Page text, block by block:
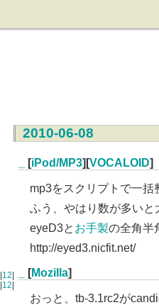
12
12
2010-06-08
[iPod/MP3][VOCALOID]
mp3をスクリプトで一
ふう、やはり数が多い
eyeD3と お手製の全角半
http://eyed3.nicfit.net/
[Mozilla]
おっと、tb-3.1rc2が